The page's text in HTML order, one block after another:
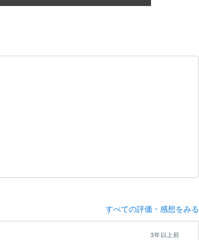
すべての評価・感想をみる
3年以上前